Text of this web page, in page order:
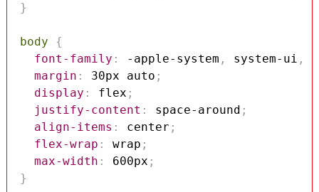
}
body
{
font-family : -apple-system , system-ui ,
margin : 30px auto ;
display : flex ;
justify-content : space-around ;
align-items : center ;
flex-wrap : wrap ;
max-width : 600px ;
}